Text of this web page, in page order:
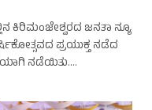
ಕಿರಿಮಂಜೇಶ್ವರದ ಜನತಾ ನ್ಯೂ
ಪ್ರಯುಕ್ತ ನಡೆದ
ನಡೆಯಿತು.…